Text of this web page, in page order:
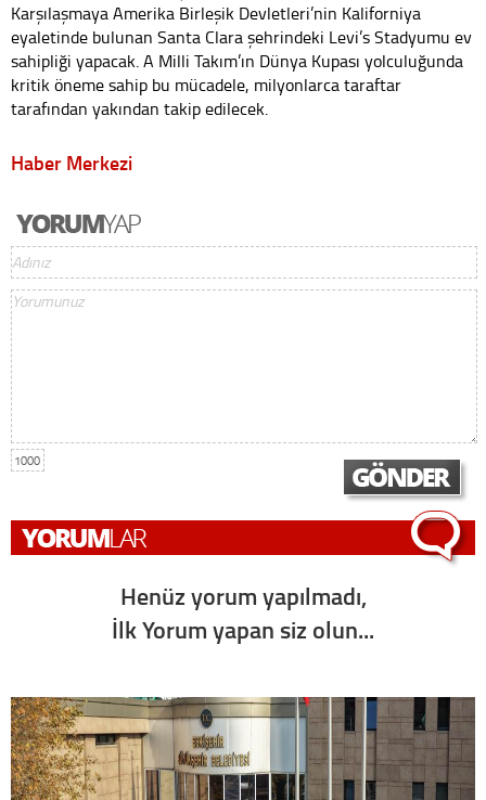
Karşılaşmaya Amerika Birleşik Devletleri’nin Kaliforniya
eyaletinde bulunan Santa Clara şehrindeki Levi’s Stadyumu ev
sahipliği yapacak. A Milli Takım’ın Dünya Kupası yolculuğunda
kritik öneme sahip bu mücadele, milyonlarca taraftar
tarafından yakından takip edilecek.
Haber Merkezi
1000
Henüz yorum yapılmadı,
İlk Yorum yapan siz olun...